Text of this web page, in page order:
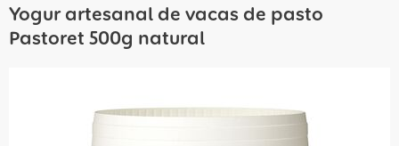
Yogur artesanal de vacas de pasto
Pastoret 500g natural